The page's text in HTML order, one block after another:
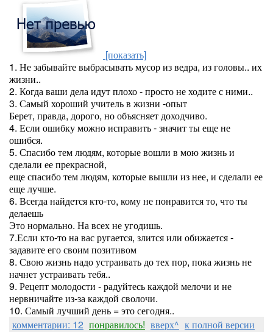
[показать]
1. Не забывайте выбрасывать мусор из ведра, из головы.. их
жизни..
2. Когда ваши дела идут плохо - просто не ходите с ними..
3. Самый хороший учитель в жизни -опыт
Берет, правда, дорого, но объясняет доходчиво.
4. Если ошибку можно исправить - значит ты еще не
ошибся.
5. Спасибо тем людям, которые вошли в мою жизнь и
сделали ее прекрасной,
еще спасибо тем людям, которые вышли из нее, и сделали ее
еще лучше.
6. Всегда найдется кто-то, кому не понравится то, что ты
делаешь
Это нормально. На всех не угодишь.
7.Если кто-то на вас ругается, злится или обижается -
задавите его своим позитивом
8. Свою жизнь надо устраивать до тех пор, пока жизнь не
начнет устраивать тебя..
9. Рецепт молодости - радуйтесь каждой мелочи и не
нервничайте из-за каждой сволочи.
10. Самый лучший день = это сегодня..
комментарии: 12 понравилось! вверх^ к полной версии